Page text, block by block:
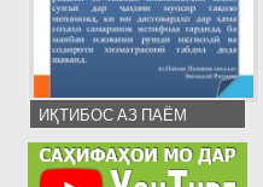
ИҚТИБОС АЗ ПАЁМ